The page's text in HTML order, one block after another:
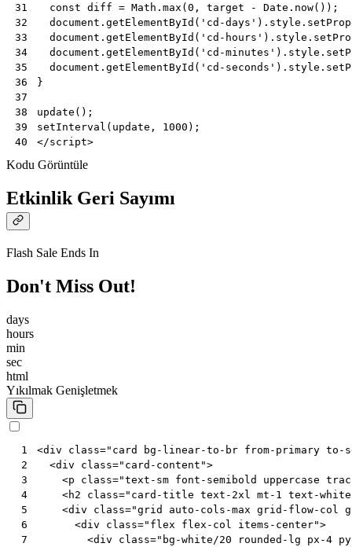
31
32
33
34
35
36
37
38
39
40
const diff = Math . max ( 0 , target - Date . now());
document . getElementById ( 'cd-days' ). style .
document . getElementById ( 'cd-hours' ). style .
document . getElementById ( 'cd-minutes' ). style .
document . getElementById ( 'cd-seconds' ). style .
}
update ();
setInterval ( update , 1000 );
</script>
Kodu Görüntüle
Etkinlik Geri Sayımı
Flash Sale Ends In
Don't Miss Out!
days
hours
min
sec
html
Yıkılmak Genişletmek
1
2
3
4
5
6
7
<div class="card bg-linear-to-br from-primary to-
<div class="card-content">
<p class="text-sm font-semibold uppercase
<h2 class="card-title text-2xl mt-1 text-
<div class="grid auto-cols-max grid-flow-col
<div class="flex flex-col items-center">
<div class="bg-white/20 rounded-lg px-4